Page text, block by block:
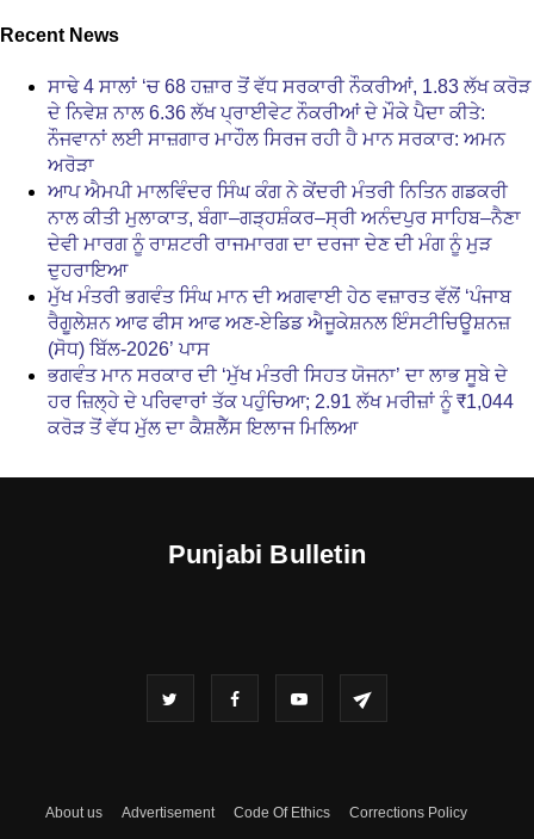
Recent News
ਸਾਢੇ 4 ਸਾਲਾਂ ‘ਚ 68 ਹਜ਼ਾਰ ਤੋਂ ਵੱਧ ਸਰਕਾਰੀ ਨੌਕਰੀਆਂ, 1.83 ਲੱਖ ਕਰੋੜ
ਦੇ ਨਿਵੇਸ਼ ਨਾਲ 6.36 ਲੱਖ ਪ੍ਰਾਈਵੇਟ ਨੌਕਰੀਆਂ ਦੇ ਮੌਕੇ ਪੈਦਾ ਕੀਤੇ:
ਨੌਜਵਾਨਾਂ ਲਈ ਸਾਜ਼ਗਾਰ ਮਾਹੌਲ ਸਿਰਜ ਰਹੀ ਹੈ ਮਾਨ ਸਰਕਾਰ: ਅਮਨ
ਅਰੋੜਾ
ਆਪ ਐਮਪੀ ਮਾਲਵਿੰਦਰ ਸਿੰਘ ਕੰਗ ਨੇ ਕੇਂਦਰੀ ਮੰਤਰੀ ਨਿਤਿਨ ਗਡਕਰੀ
ਨਾਲ ਕੀਤੀ ਮੁਲਾਕਾਤ, ਬੰਗਾ–ਗੜ੍ਹਸ਼ੰਕਰ–ਸ੍ਰੀ ਅਨੰਦਪੁਰ ਸਾਹਿਬ–ਨੈਣਾ
ਦੇਵੀ ਮਾਰਗ ਨੂੰ ਰਾਸ਼ਟਰੀ ਰਾਜਮਾਰਗ ਦਾ ਦਰਜਾ ਦੇਣ ਦੀ ਮੰਗ ਨੂੰ ਮੁੜ
ਦੁਹਰਾਇਆ
ਮੁੱਖ ਮੰਤਰੀ ਭਗਵੰਤ ਸਿੰਘ ਮਾਨ ਦੀ ਅਗਵਾਈ ਹੇਠ ਵਜ਼ਾਰਤ ਵੱਲੋਂ ‘ਪੰਜਾਬ
ਰੈਗੂਲੇਸ਼ਨ ਆਫ ਫੀਸ ਆਫ ਅਣ-ਏਡਿਡ ਐਜੂਕੇਸ਼ਨਲ ਇੰਸਟੀਚਿਊਸ਼ਨਜ਼
(ਸੋਧ) ਬਿੱਲ-2026’ ਪਾਸ
ਭਗਵੰਤ ਮਾਨ ਸਰਕਾਰ ਦੀ ‘ਮੁੱਖ ਮੰਤਰੀ ਸਿਹਤ ਯੋਜਨਾ’ ਦਾ ਲਾਭ ਸੂਬੇ ਦੇ
ਹਰ ਜ਼ਿਲ੍ਹੇ ਦੇ ਪਰਿਵਾਰਾਂ ਤੱਕ ਪਹੁੰਚਿਆ; 2.91 ਲੱਖ ਮਰੀਜ਼ਾਂ ਨੂੰ ₹1,044
ਕਰੋੜ ਤੋਂ ਵੱਧ ਮੁੱਲ ਦਾ ਕੈਸ਼ਲੈੱਸ ਇਲਾਜ ਮਿਲਿਆ
Punjabi Bulletin
About us Advertisement Code Of Ethics Corrections Policy